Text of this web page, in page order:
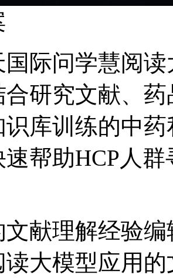
际问学慧阅
合研究文献、
库训练的中药私
帮助HCP人群
献理解经验编
大模型应用的